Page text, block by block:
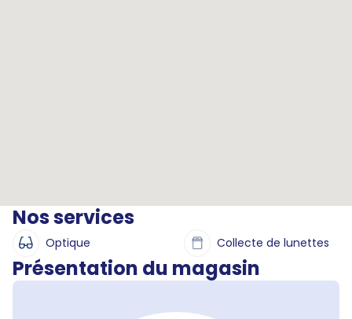
Nos services
Optique Collecte de lunettes
Présentation du magasin